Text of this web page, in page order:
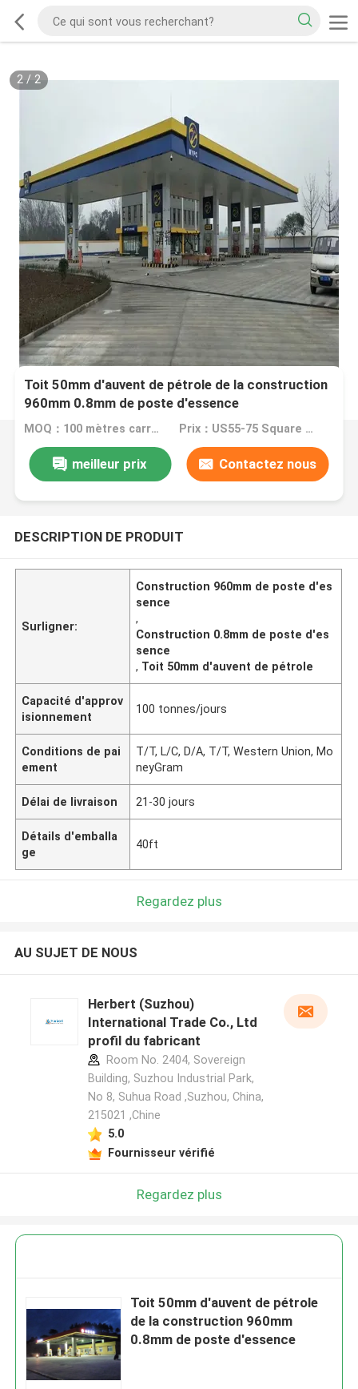
2/ 2
Toit 50mm d'auvent de pétrole de la construction
960mm 0.8mm de poste d'essence
MOQ：100 mètres carrés Prix：US55-75 Square Meters
meilleur prix Contactez nous
DESCRIPTION DE PRODUIT
Surligner:
Construction 960mm de poste d'es
sence
,
Construction 0.8mm de poste d'es
sence
, Toit 50mm d'auvent de pétrole
Capacité d'approv
isionnement
100 tonnes/jours
Conditions de pai
ement
T/T, L/C, D/A, T/T, Western Union, Mo
neyGram
Délai de livraison 21-30 jours
Détails d'emballa
ge
40ft
Regardez plus
AU SUJET DE NOUS
Herbert (Suzhou)
International Trade Co., Ltd
profil du fabricant
Room No. 2404, Sovereign
Building, Suzhou Industrial Park,
No 8, Suhua Road ,Suzhou, China,
215021 ,Chine
5.0
Fournisseur vérifié
Regardez plus
Toit 50mm d'auvent de pétrole
de la construction 960mm
0.8mm de poste d'essence